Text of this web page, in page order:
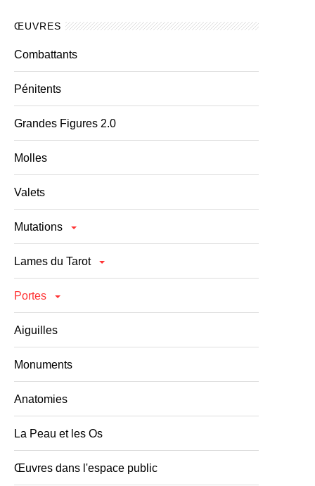
ŒUVRES
Combattants
Pénitents
Grandes Figures 2.0
Molles
Valets
Mutations
Lames du Tarot
Portes
Aiguilles
Monuments
Anatomies
La Peau et les Os
Œuvres dans l'espace public